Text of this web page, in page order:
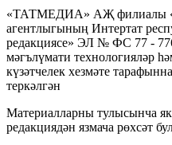
«ТАТМЕДИА» АҖ филиалы
агентлыгының Интертат
редакциясе» ЭЛ № ФС 77 -
мәгълүмати технологияләр
күзәтчелек хезмәте
теркәлгән
Материалларны тулысынча
редакциядән язмача рөхсәт